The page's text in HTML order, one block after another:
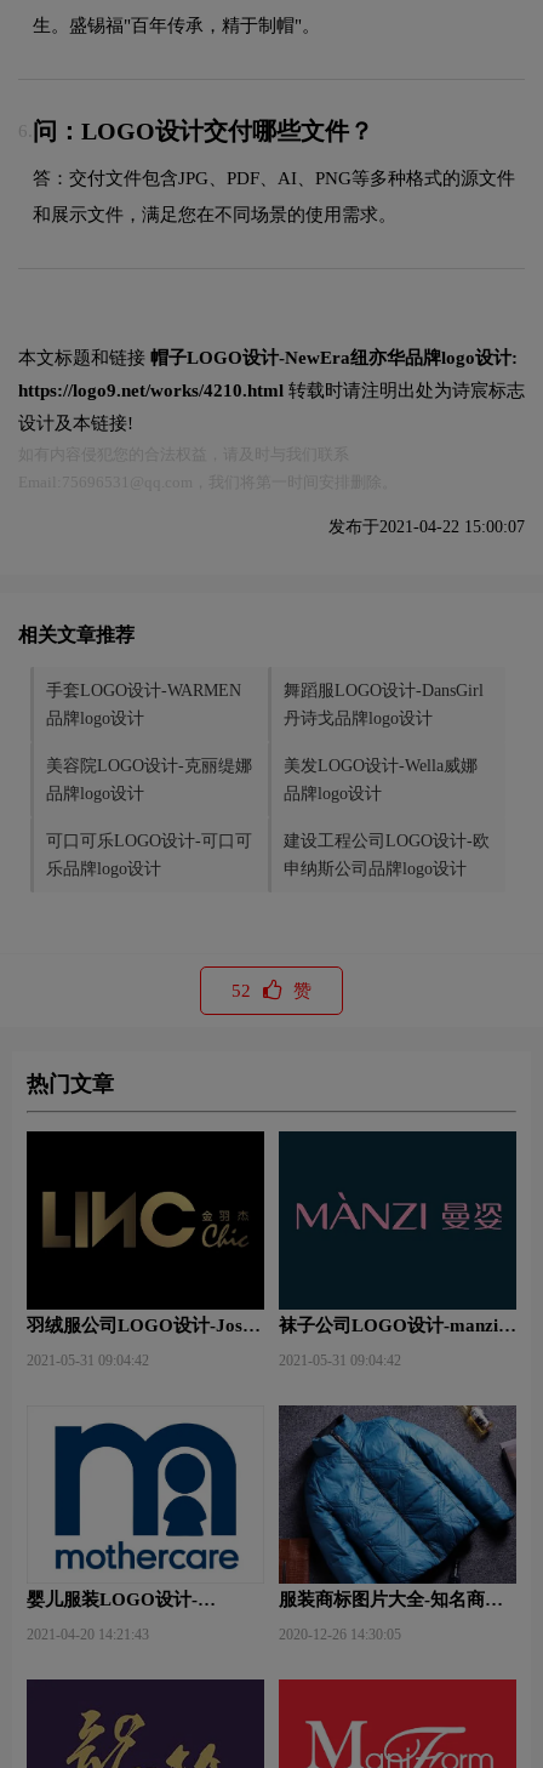
生。盛锡福"百年传承，精于制帽"。
6. 问：LOGO设计交付哪些文件？
答：交付文件包含JPG、PDF、AI、PNG等多种格式的源文件
和展示文件，满足您在不同场景的使用需求。
本文标题和链接 帽子LOGO设计-NewEra纽亦华品牌logo设计:
https://logo9.net/works/4210.html 转载时请注明出处为诗宸标志
设计及本链接!
发布于2021-04-22 15:00:07
相关文章推荐
手套LOGO设计-WARMEN
品牌logo设计
舞蹈服LOGO设计-DansGirl
丹诗戈品牌logo设计
美容院LOGO设计-克丽缇娜
品牌logo设计
美发LOGO设计-Wella威娜
品牌logo设计
可口可乐LOGO设计-可口可
乐品牌logo设计
建设工程公司LOGO设计-欧
申纳斯公司品牌logo设计
52 赞
热门文章
羽绒服公司LOGO设计-Jossy
2021-05-31 09:04:42
袜子公司LOGO设计-manzi曼
2021-05-31 09:04:42
婴儿服装LOGO设计-
计
2021-04-20 14:21:43
服装商标图片大全-知名商标
2020-12-26 14:30:05